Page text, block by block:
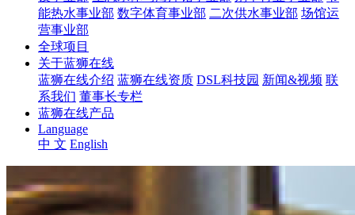
能热水事业部 数字体育事业部 二次供水事业部 场馆运
营事业部
全球项目
关于蓝狮在线
蓝狮在线介绍 蓝狮在线资质 DSL科技园 新闻&视频 联
系我们 董事长专栏
蓝狮在线产品
Language
中 文 English